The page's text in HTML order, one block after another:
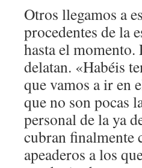
Otros llegamos a
procedentes de la
hasta el momento.
delatan. «Habéis
que vamos a ir en
que no son pocas
personal de la ya
cubran finalmente
apeaderos a los